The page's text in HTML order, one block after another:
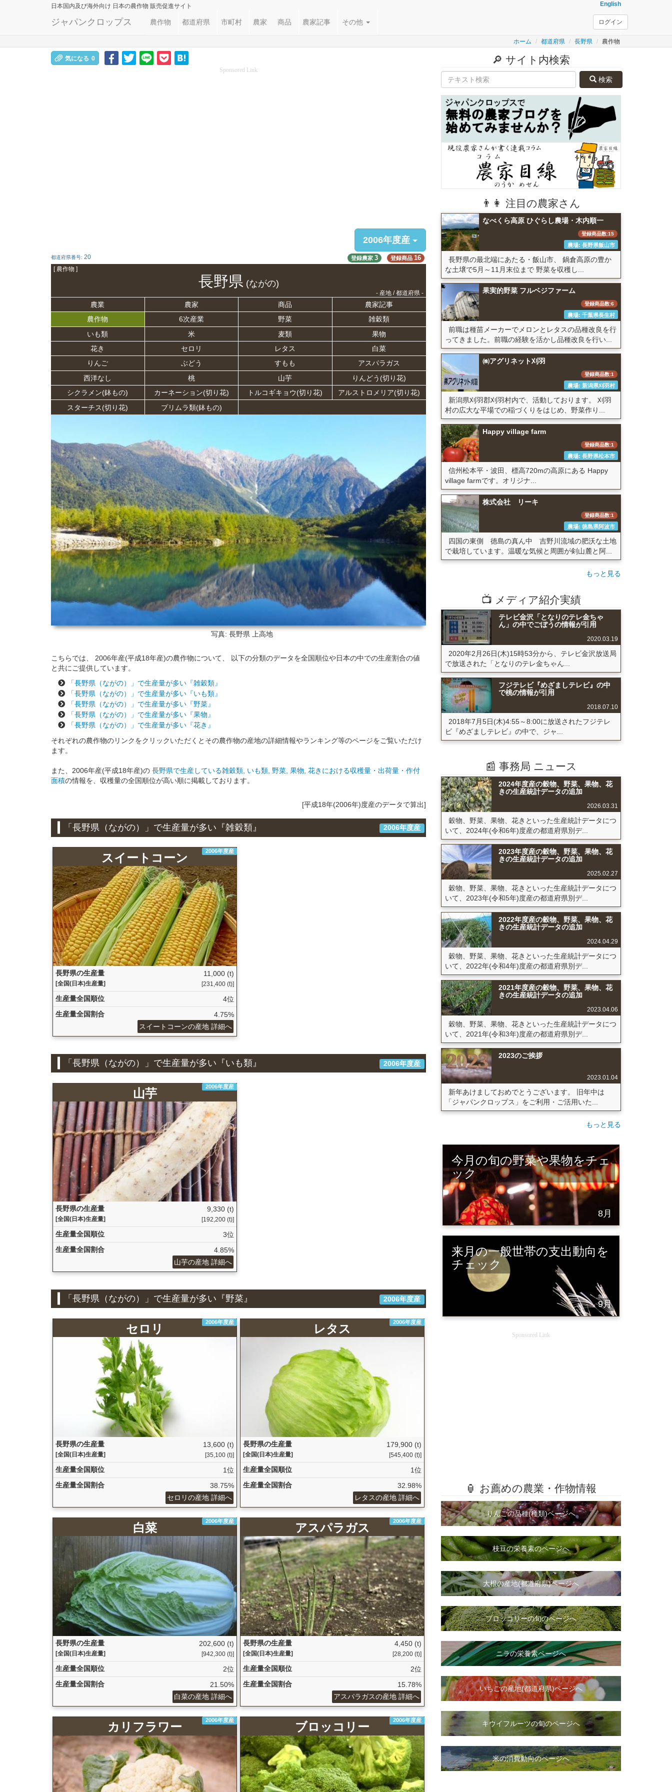
日本国内及び海外向け 日本の農作物 販売促進サイト English
ジャパンクロップス 農作物 都道府県 市町村 農家 商品 農家記事 その他 ログイン
ホーム 都道府県 長野県 農作物
気になる 0
Sponsored Link
2006年度産
都道府県番号: 20 登録農家3 登録商品 16
[ 農作物 ]
長野県 (ながの)
- 産地 / 都道府県 -
農業 農家 商品
農家記事
農作物
6次産業 野菜
雑穀類
いも類
米 麦類
果物
花き
セロリ レタス
白菜
りんご
ぶどう すもも
アスパラガス
西洋なし
桃 山芋
りんどう(切り花)
シクラメン(鉢もの)
カーネーション(切り花) トルコギキョウ(切り花)
アルストロメリア(切り花)
スターチス(切り花)
プリムラ類(鉢もの)
写真: 長野県 上高地
こちらでは、 2006年産(平成18年産)の農作物について、 以下の分類のデータを全国順位や日本の中での生産割合の値
と共にご提供しています。
「長野県（ながの）」で生産量が多い『雑穀類』
「長野県（ながの）」で生産量が多い『いも類』
「長野県（ながの）」で生産量が多い『野菜』
「長野県（ながの）」で生産量が多い『果物』
「長野県（ながの）」で生産量が多い『花き』
それぞれの農作物のリンクをクリックいただくとその農作物の産地の詳細情報やランキング等のページをご覧いただけ
ます。
また、2006年産(平成18年産)の 長野県で生産している雑穀類, いも類, 野菜, 果物, 花きにおける収穫量・出荷量・作付
面積の情報を、収穫量の全国順位が高い順に掲載しております。
[平成18年(2006年)度産のデータで算出]
2006年度産
「長野県（ながの）」で生産量が多い『雑穀類』
2006年度産
スイートコーン
長野県の生産量
[全国(日本)生産量]
11,000 (t)
[231,400 (t)]
生産量全国順位
4位
生産量全国割合
4.75%
スイートコーンの産地 詳細へ
2006年度産
「長野県（ながの）」で生産量が多い『いも類』
2006年度産
山芋
長野県の生産量
[全国(日本)生産量]
9,330 (t)
[192,200 (t)]
生産量全国順位
3位
生産量全国割合
4.85%
山芋の産地 詳細へ
2006年度産
「長野県（ながの）」で生産量が多い『野菜』
2006年度産
セロリ
長野県の生産量
[全国(日本)生産量]
13,600 (t)
[35,100 (t)]
生産量全国順位
1位
生産量全国割合
38.75%
セロリの産地 詳細へ
2006年度産
レタス
長野県の生産量
[全国(日本)生産量]
179,900 (t)
[545,400 (t)]
生産量全国順位
1位
生産量全国割合
32.98%
レタスの産地 詳細へ
2006年度産
白菜
長野県の生産量
[全国(日本)生産量]
202,600 (t)
[942,300 (t)]
生産量全国順位
2位
生産量全国割合
21.50%
白菜の産地 詳細へ
2006年度産
アスパラガス
長野県の生産量
[全国(日本)生産量]
4,450 (t)
[28,200 (t)]
生産量全国順位
2位
生産量全国割合
15.78%
アスパラガスの産地 詳細へ
2006年度産
カリフラワー 2006年度産
ブロッコリー
🔎 サイト内検索
検索
👨👩 注目の農家さん
なべくら高原 ひぐらし農場・木内順一
登録商品数:15
農場: 長野県飯山市
長野県の最北端にあたる・飯山市、 鍋倉高原の豊か
な土壌で5月～11月末位まで 野菜を収穫し...
果実的野菜 フルベジファーム
登録商品数:6
農場: 千葉県長生村
前職は種苗メーカーでメロンとレタスの品種改良を行
ってきました。前職の経験を活かし品種改良を行い...
㈱アグリネット刈羽
登録商品数:1
農場: 新潟県刈羽村
新潟県刈羽郡刈羽村内で、活動しております。 刈羽
村の広大な平場での稲づくりをはじめ、野菜作り...
Happy village farm
登録商品数:1
農場: 長野県松本市
信州松本平・波田、標高720mの高原にある Happy
village farmです。オリジナ...
株式会社 リーキ
登録商品数:1
農場: 徳島県阿波市
四国の東側 徳島の真ん中 吉野川流域の肥沃な土地
で栽培しています。温暖な気候と周囲が剣山麓と阿...
もっと見る
📺 メディア紹介実績
テレビ金沢「となりのテレ金ちゃ
ん」の中でごぼうの情報が引用
2020.03.19
2020年2月26日(木)15時53分から、テレビ金沢放送局
で放送された「となりのテレ金ちゃん...
フジテレビ『めざましテレビ』の中
で桃の情報が引用
2018.07.10
2018年7月5日(木)4:55～8:00に放送されたフジテレ
ビ『めざましテレビ』の中で、ジャ...
📰 事務局 ニュース
2024年度産の穀物、野菜、果物、花
きの生産統計データの追加
2026.03.31
穀物、野菜、果物、花きといった生産統計データにつ
いて、2024年(令和6年)度産の都道府県別デ...
2023年度産の穀物、野菜、果物、花
きの生産統計データの追加
2025.02.27
穀物、野菜、果物、花きといった生産統計データにつ
いて、2023年(令和5年)度産の都道府県別デ...
2022年度産の穀物、野菜、果物、花
きの生産統計データの追加
2024.04.29
穀物、野菜、果物、花きといった生産統計データにつ
いて、2022年(令和4年)度産の都道府県別デ...
2021年度産の穀物、野菜、果物、花
きの生産統計データの追加
2023.04.06
穀物、野菜、果物、花きといった生産統計データにつ
いて、2021年(令和3年)度産の都道府県別デ...
2023のご挨拶
2023.01.04
新年あけましておめでとうございます。 旧年中は
「ジャパンクロップス」をご利用・ご活用いた...
もっと見る
今月の旬の野菜や果物をチェ
ック
8月
来月の一般世帯の支出動向を
チェック
9月
Sponsored Link
🏮 お薦めの農業・作物情報
りんごの品種(種類)ページへ
枝豆の栄養素のページへ
大根の産地(都道府県)ページへ
ブロッコリーの旬のページへ
ニラの栄養素ページへ
いちごの産地(都道府県)ページへ
キウイフルーツの旬のページへ
米の消費動向のページへ